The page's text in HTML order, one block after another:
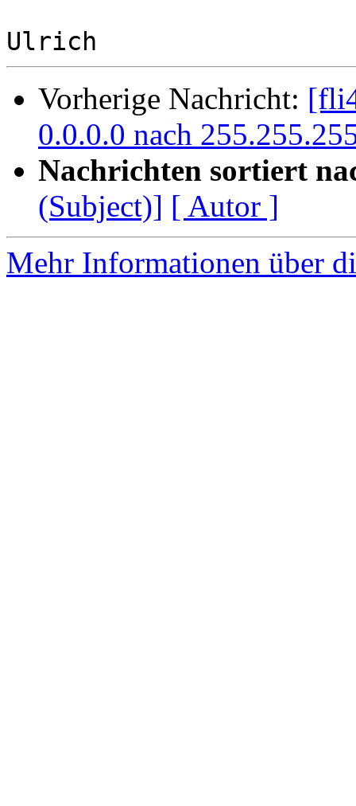
Vorherige Nachricht:
0.0.0.0 nach
Nachrichten sortiert
(Subject)] [ Autor ]
Mehr Informationen über